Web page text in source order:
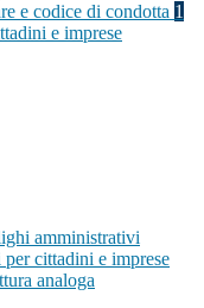
e codice di condotta 1
e imprese
amministrativi
cittadini e imprese
analoga